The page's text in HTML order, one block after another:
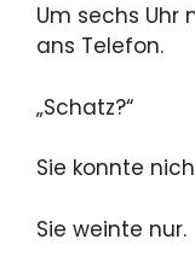
Um sechs Uhr
ans Telefon.
„Schatz?“
Sie konnte
Sie weinte nur.